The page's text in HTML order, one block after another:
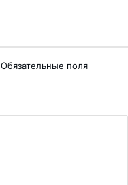
Обязательные поля